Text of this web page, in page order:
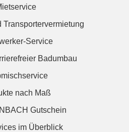
Transportervermietung
Service
Badumbau
nach Maß
Gutschein
im Überblick